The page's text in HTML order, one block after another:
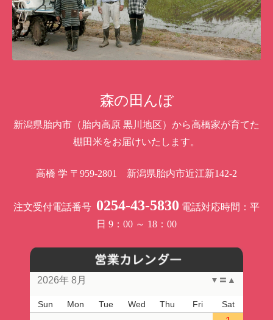
森の田んぼ
新潟県胎内市（胎内高原 黒川地区）から高橋家が育てた
棚田米をお届けいたします。
高橋 学 〒959-2801 新潟県胎内市近江新142-2
注文受付電話番号 0254-43-5830 電話対応時間：平
日 9：00 ～ 18：00
▲
〓
▼
2026年 8月
Sun Mon Tue Wed Thu Fri Sat